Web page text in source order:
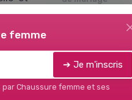
le
de la
femme
➔ Je m'inscris
Chaussure femme et ses